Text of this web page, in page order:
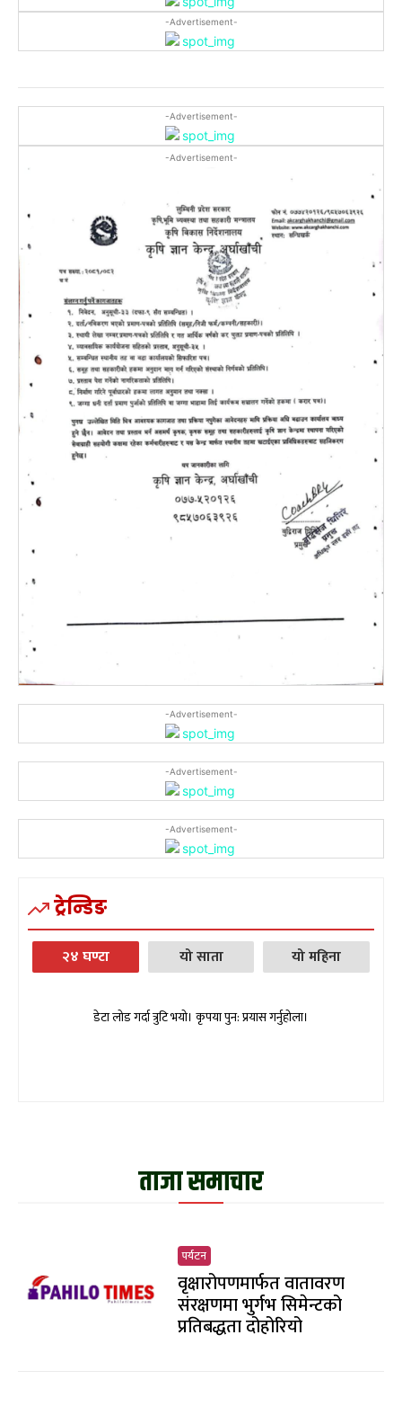
-Advertisement-
-Advertisement-
-Advertisement-
-Advertisement-
-Advertisement-
-Advertisement-
ट्रेन्डिङ
२४ घण्टा यो साता यो महिना
डेटा लोड गर्दा त्रुटि भयो। कृपया पुन: प्रयास गर्नुहोला।
ताजा समाचार
पर्यटन
वृक्षारोपणमार्फत वातावरण
संरक्षणमा भुर्गभ सिमेन्टको
प्रतिबद्धता दोहोरियो